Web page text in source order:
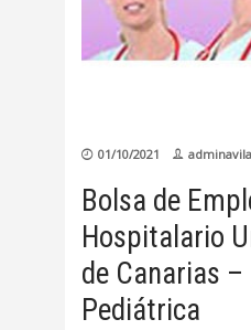
01/10/2021 adminavila
Bolsa de
Hospitalario
de Canarias
Pediátrica